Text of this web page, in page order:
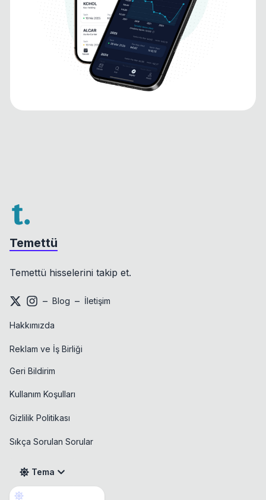
Temettü
Temettü hisselerini takip et.
– Blog – İletişim
Hakkımızda
Reklam ve İş Birliği
Geri Bildirim
Kullanım Koşulları
Gizlilik Politikası
Sıkça Sorulan Sorular
Tema